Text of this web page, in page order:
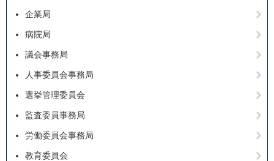
企業局
病院局
議会事務局
人事委員会事務局
選挙管理委員会
監査委員事務局
労働委員会事務局
教育委員会